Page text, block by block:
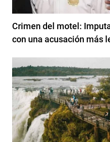
Crimen del motel:
con una acusación más